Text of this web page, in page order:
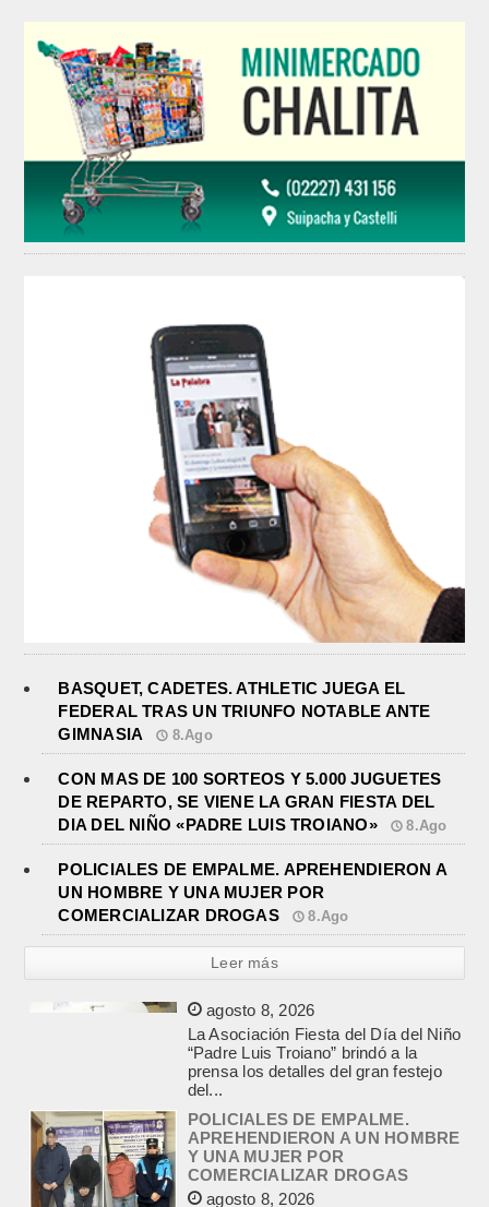
BASQUET, CADETES. ATHLETIC JUEGA EL
FEDERAL TRAS UN TRIUNFO NOTABLE ANTE
GIMNASIA
8.Ago
CON MAS DE 100 SORTEOS Y 5.000 JUGUETES
DE REPARTO, SE VIENE LA GRAN FIESTA DEL
DIA DEL NIÑO «PADRE LUIS TROIANO»
8.Ago
POLICIALES DE EMPALME. APREHENDIERON A
UN HOMBRE Y UNA MUJER POR
COMERCIALIZAR DROGAS
8.Ago
Leer más
POLICIALES DE EMPALME.
APREHENDIERON A UN HOMBRE
Y UNA MUJER POR
COMERCIALIZAR DROGAS
agosto 8, 2026
En la noche del viernes, en calle
Independencia entre San Patricio y
Rivadavia de Empalme, personal de
la Comisaría Segunda...